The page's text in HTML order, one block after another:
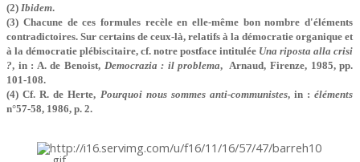
(2) Ibidem.
(3) Chacune de ces formules recèle en elle-même bon nombre d'éléments
contradictoires. Sur certains de ceux-là, relatifs à la démocratie organique et
à la démocratie plébiscitaire, cf. notre postface intitulée Una riposta alla crisi
?, in : A. de Benoist, Democrazia : il problema, Arnaud, Firenze, 1985, pp.
101-108.
(4) Cf. R. de Herte, Pourquoi nous sommes anti-communistes, in :éléments
n°57-58, 1986, p. 2.